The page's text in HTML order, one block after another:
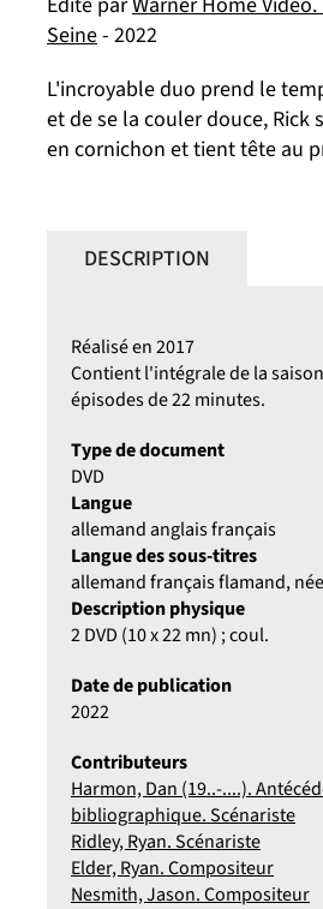
Seine- 2022
L'incroyable duo prend le
et de se la couler douce, Rick
en cornichon et tient tête au
DESCRIPTION
Réalisé en 2017
Contient l'intégrale de la
épisodes de 22 minutes.
Type de document
DVD
Langue
allemand anglais français
Langue des sous-titres
allemand français flamand,
Description physique
2 DVD (10 x 22 mn) ; coul.
Date de publication
2022
Contributeurs
Harmon, Dan (19..-....).
bibliographique. Scénariste
Ridley, Ryan. Scénariste
Elder, Ryan. Compositeur
Nesmith, Jason. Compositeur